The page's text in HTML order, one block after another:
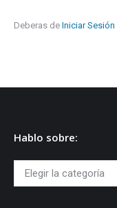
Deberas de Iniciar Sesión
Hablo sobre:
Hablo
sobre: